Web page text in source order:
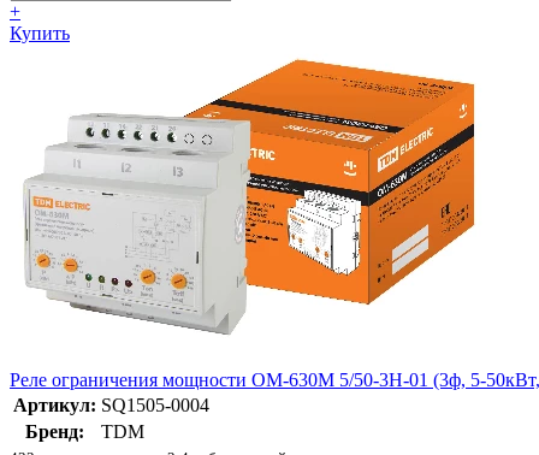
+
Купить
Реле ограничения мощности ОМ-630М 5/50-3Н-01 (3ф, 5-
Артикул: SQ1505-0004
Бренд:
TDM